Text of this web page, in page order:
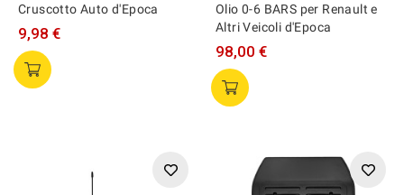
Cruscotto Auto d'Epoca
9,98 €
Olio 0-6 BARS per Renault e
Altri Veicoli d'Epoca
98,00 €